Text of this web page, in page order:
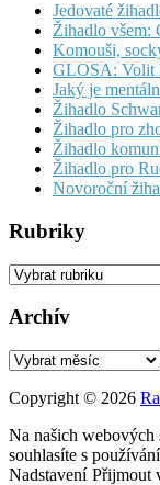
Jedovaté
Žihadlo všem:
Komouši,
GLOSA: Volit
Jaký je
Žihadlo
Žihadlo pro
Žihadlo
Žihadlo pro
Novoroční
Rubriky
Rubriky
Archív
Archív
Copyright © 2026
Na našich webových
souhlasíte s
Nadstavení Přijmout